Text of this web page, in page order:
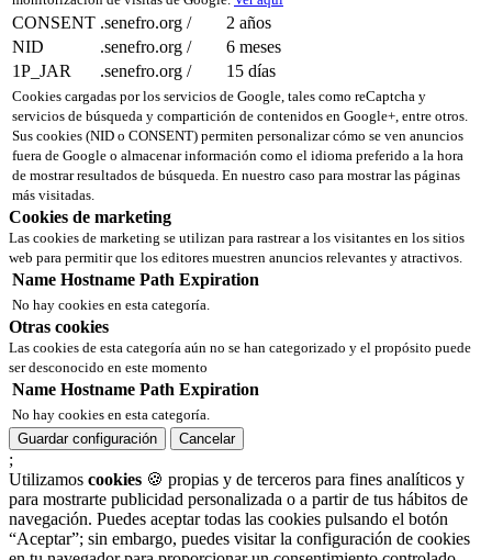
CONSENT .senefro.org /
2 años
NID
.senefro.org /
6 meses
1P_JAR
.senefro.org / 15 días
Cookies cargadas por los servicios de Google, tales como reCaptcha y
servicios de búsqueda y compartición de contenidos en Google+, entre otros.
Sus cookies (NID o CONSENT) permiten personalizar cómo se ven anuncios
fuera de Google o almacenar información como el idioma preferido a la hora
de mostrar resultados de búsqueda. En nuestro caso para mostrar las páginas
más visitadas.
Cookies de marketing
Las cookies de marketing se utilizan para rastrear a los visitantes en los sitios
web para permitir que los editores muestren anuncios relevantes y atractivos.
Name Hostname Path Expiration
No hay cookies en esta categoría.
Otras cookies
Las cookies de esta categoría aún no se han categorizado y el propósito puede
ser desconocido en este momento
Name Hostname Path Expiration
No hay cookies en esta categoría.
Guardar configuración
Cancelar
;
Utilizamos cookies 🍪 propias y de terceros para fines analíticos y
para mostrarte publicidad personalizada o a partir de tus hábitos de
navegación. Puedes aceptar todas las cookies pulsando el botón
“Aceptar”; sin embargo, puedes visitar la configuración de cookies